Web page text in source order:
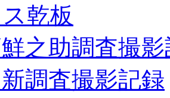
乾板
之助調査撮
調査撮影記録